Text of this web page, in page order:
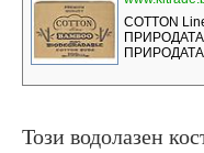
Този водолазен